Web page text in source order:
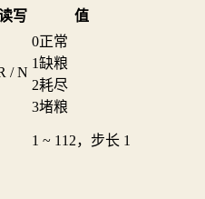
写 值
/ N
0正常
1缺粮
2耗尽
3堵粮
1 ~ 112，步长 1